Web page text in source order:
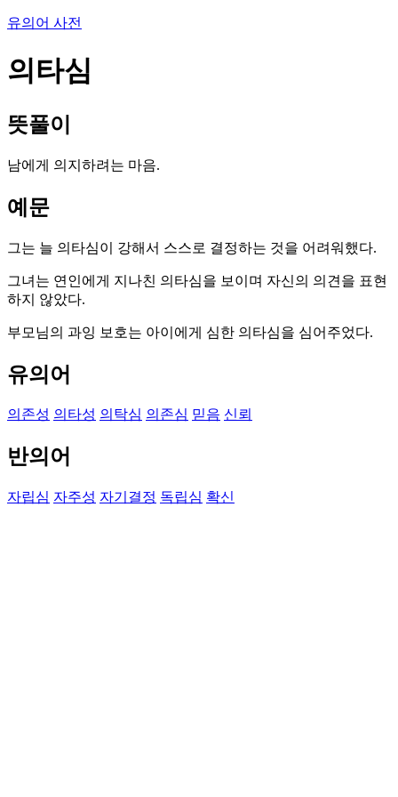
유의어 사전
의타심
뜻풀이
남에게 의지하려는 마음.
예문
그는 늘 의타심이 강해서 스스로 결정하는 것을 어려워했다.
그녀는 연인에게 지나친 의타심을 보이며 자신의 의견을 표현
하지 않았다.
부모님의 과잉 보호는 아이에게 심한 의타심을 심어주었다.
유의어
의존성 의타성 의탁심 의존심 믿음 신뢰
반의어
자립심 자주성 자기결정 독립심 확신